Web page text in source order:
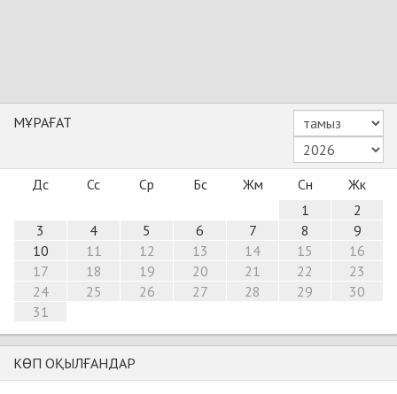
МҰРАҒАТ
Дс Сс Ср Бс Жм Сн
Жк
1
2
3
4 5 6 7 8
9
10
11 12 13 14 15
16
17
18 19 20 21 22
23
24
25 26 27 28 29
30
31
КӨП ОҚЫЛҒАНДАР